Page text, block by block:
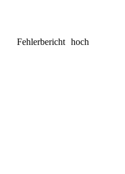
Fehlerbericht hoch